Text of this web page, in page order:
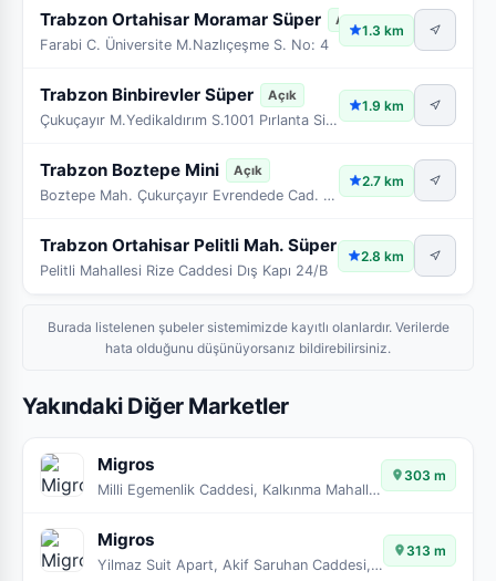
Trabzon Ortahisar Moramar Süper Açık
Farabi C. Üniversite M.Nazlıçeşme S. No: 4
1.3 km
Trabzon Binbirevler Süper Açık
Çukuçayır M.Yedikaldırım S.1001 Pırlanta Sit.No:58 UD
1.9 km
Trabzon Boztepe Mini Açık
Boztepe Mah. Çukurçayır Evrendede Cad. Dış Kapı:13A
2.7 km
Trabzon Ortahisar Pelitli Mah. Süper Açık
Pelitli Mahallesi Rize Caddesi Dış Kapı 24/B
2.8 km
Burada listelenen şubeler sistemimizde kayıtlı olanlardır. Verilerde
hata olduğunu düşünüyorsanız bildirebilirsiniz.
Yakındaki Diğer Marketler
Migros
Milli Egemenlik Caddesi, Kalkınma Mahallesi, Trabzon, Ortahisar, Trabzon, Karadeniz Bölgesi, 61200, Türkiye
303 m
Migros
Yilmaz Suit Apart, Akif Saruhan Caddesi, Kalkınma Mahallesi, Trabzon, Ortahisar, Trabzon, Karadeniz Bölgesi, 61000, Türkiye
313 m